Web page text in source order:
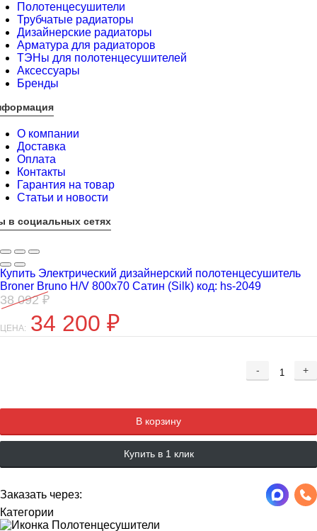
Полотенцесушители
Трубчатые радиаторы
Дизайнерские радиаторы
Арматура для радиаторов
ТЭНы для полотенцесушителей
Аксессуары
Бренды
О компании
Доставка
Оплата
Контакты
Гарантия на товар
Статьи и новости
в социальных сетях
Купить Электрический дизайнерский полотенцесушитель
Broner Bruno H/V 800x70 Сатин (Silk) код: hs-2049
38 092₽
ЦЕНА: 34 200 ₽
- +
В корзину
Купить в 1 клик
Заказать через:
Категории